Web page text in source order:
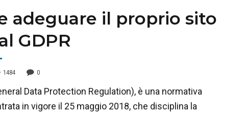
adeguare il proprio sito
GDPR
1484 0
Data Protection Regulation), è una normativa
in vigore il 25 maggio 2018, che disciplina la